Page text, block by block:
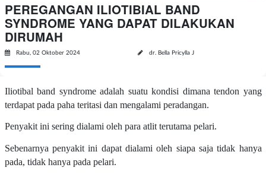
PEREGANGAN ILIOTIBIAL BAND
SYNDROME YANG DAPAT DILAKUKAN
DIRUMAH
Rabu, 02 Oktober 2024 dr. Bella Pricylla J
Iliotibal band syndrome adalah suatu kondisi dimana tendon yang
terdapat pada paha teritasi dan mengalami peradangan.
Penyakit ini sering dialami oleh para atlit terutama pelari.
Sebenarnya penyakit ini dapat dialami oleh siapa saja tidak hanya
pada, tidak hanya pada pelari.